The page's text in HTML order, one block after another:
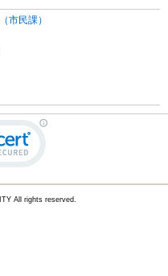
市民課）
All rights reserved.